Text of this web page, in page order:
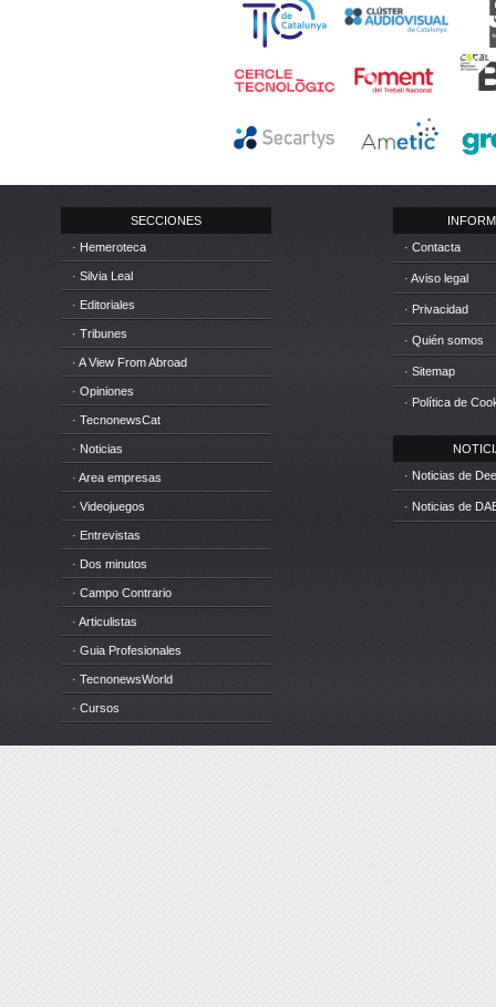
SECCIONES
· Hemeroteca
· Silvia Leal
· Editoriales
· Tribunes
· A View From Abroad
· Opiniones
· TecnonewsCat
· Noticias
· Area empresas
· Videojuegos
· Entrevistas
· Dos minutos
· Campo Contrario
· Articulistas
· Guia Profesionales
· TecnonewsWorld
· Cursos
· Contacta
· Aviso legal
· Privacidad
· Quién somos
· Sitemap
· Política de
· Noticias de
· Noticias de